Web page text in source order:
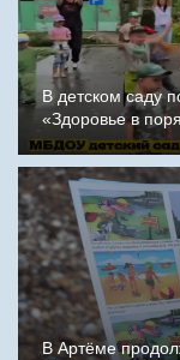
В детском саду
«Здоровье в
В Артёме